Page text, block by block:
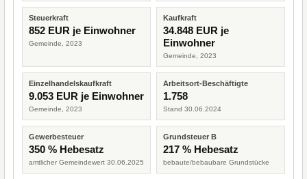
Steuerkraft
852 EUR je Einwohner
Gemeinde, 2023
Kaufkraft
34.848 EUR je
Einwohner
Gemeinde, 2023
Einzelhandelskaufkraft
9.053 EUR je Einwohner
Gemeinde, 2023
Arbeitsort-Beschäftigte
1.758
Stand 30.06.2024
Gewerbesteuer
350 % Hebesatz
amtlicher Gemeindewert 30.06.2025
Grundsteuer B
217 % Hebesatz
bebaute/bebaubare Grundstücke